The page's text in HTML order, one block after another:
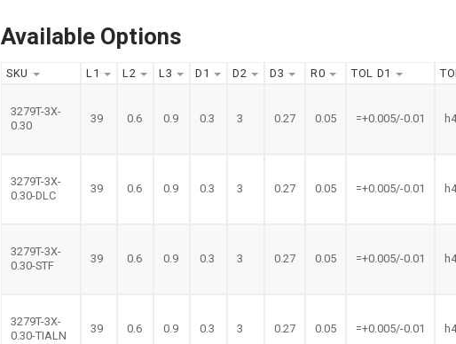
Available Options
SKU L1 L2 L3 D1 D2 D3 R0 TOL D1
3279T-3X-
0.30
39 0.6 0.9 0.3 3 0.27 0.05 =+0.005/-0.01 h4
3279T-3X-
0.30-DLC
39 0.6 0.9 0.3 3 0.27 0.05 =+0.005/-0.01 h4
3279T-3X-
0.30-STF
39 0.6 0.9 0.3 3 0.27 0.05 =+0.005/-0.01 h4
3279T-3X-
0.30-TIALN
39 0.6 0.9 0.3 3 0.27 0.05 =+0.005/-0.01 h4